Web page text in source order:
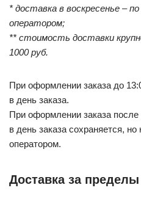
* доставка в воскресенье –
оператором;
** стоимость доставки
1000 руб.
При оформлении заказа до
в день заказа.
При оформлении заказа
в день заказа сохраняется,
оператором.
Доставка за